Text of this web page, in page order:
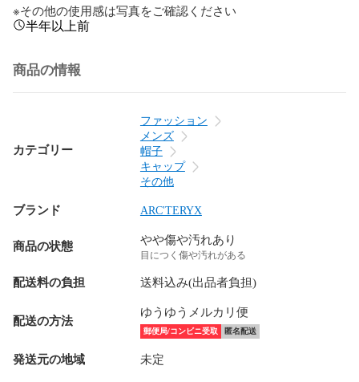
※その他の使用感は写真をご確認ください
半年以上前
商品の情報
カテゴリー
ファッション
メンズ
帽子
キャップ
その他
ブランド ARC'TERYX
商品の状態 やや傷や汚れあり
目につく傷や汚れがある
配送料の負担 送料込み(出品者負担)
配送の方法
ゆうゆうメルカリ便
郵便局/コンビニ受取 匿名配送
発送元の地域 未定